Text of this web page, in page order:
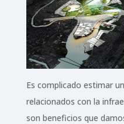
Es complicado estimar
relacionados con la
son beneficios que